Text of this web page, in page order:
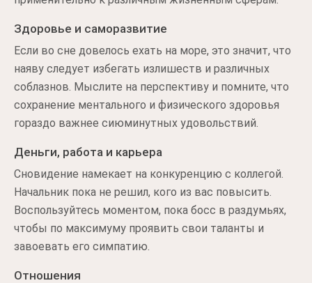
Здоровье и саморазвитие
Если во сне довелось ехать на море, это значит, что
наяву следует избегать излишеств и различных
соблазнов. Мыслите на перспективу и помните, что
сохранение ментального и физического здоровья
гораздо важнее сиюминутных удовольствий.
Деньги, работа и карьера
Сновидение намекает на конкуренцию с коллегой.
Начальник пока не решил, кого из вас повысить.
Воспользуйтесь моментом, пока босс в раздумьях,
чтобы по максимуму проявить свои таланты и
завоевать его симпатию.
Отношения